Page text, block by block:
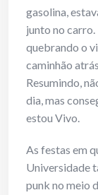
gasolina,
junto no carro.
quebrando o
caminhão
Resumindo,
dia, mas
estou Vivo.
As festas em
Universidade
punk no meio